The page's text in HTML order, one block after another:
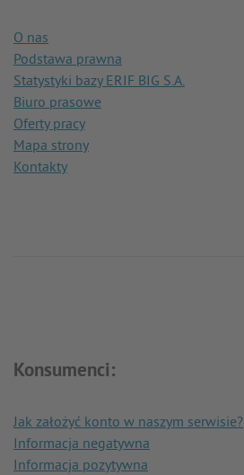
O nas
Podstawa prawna
Statystyki bazy ERIF BIG S.A.
Biuro prasowe
Oferty pracy
Mapa strony
Kontakty
Konsumenci:
Jak założyć konto w naszym serwisie?
Informacja negatywna
Informacja pozytywna